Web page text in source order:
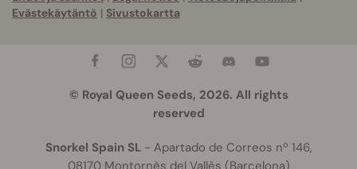
Evästekäytäntö | Sivustokartta
© Royal Queen Seeds, 2026. All rights
reserved
Snorkel Spain SL- Apartado de Correos nº 146,
08170 Montornès del Vallès (Barcelona)